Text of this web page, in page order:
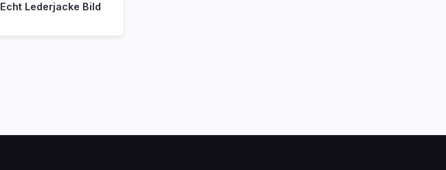
Echt Lederjacke Bild